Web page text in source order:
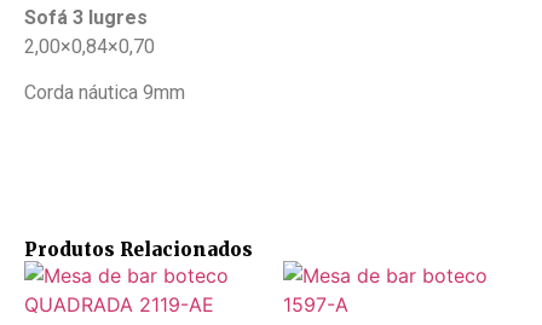
Sofá 3 lugres
2,00×0,84×0,70
Corda náutica 9mm
Produtos Relacionados